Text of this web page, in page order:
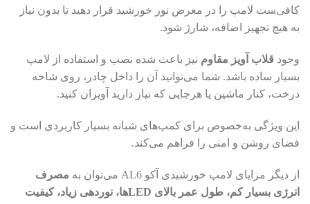
کافی‌ست لامپ را در معرض نور خورشید قرار دهید تا بدون نیاز
به هیچ تجهیز اضافه، شارژ شود.
وجود قلاب آویز مقاوم نیز باعث شده نصب و استفاده از لامپ
بسیار ساده باشد. شما می‌توانید آن را داخل چادر، روی شاخه
درخت، کنار ماشین یا هرجایی که نیاز دارید آویزان کنید.
این ویژگی به‌خصوص برای کمپ‌های شبانه بسیار کاربردی است و
فضای روشن و امنی را فراهم می‌کند.
از دیگر مزایای لامپ خورشیدی آکو AL6 می‌توان به
مصرف
انرژی بسیار کم، طول عمر بالای LEDها، نوردهی زیاد، کیفیت